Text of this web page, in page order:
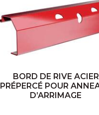
BORD DE RIVE ACIER
PRÉPERCÉ POUR
D’ARRIMAGE